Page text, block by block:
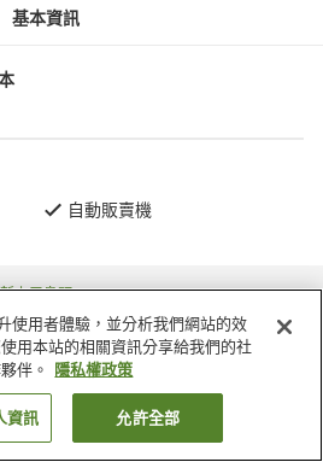
基本資訊
自動販賣機
新上五島町
找客房
使用者體驗，並分析我們網站的效
用本站的相關資訊分享給我們的社
伴。
隱私權政策
資訊 允許全部